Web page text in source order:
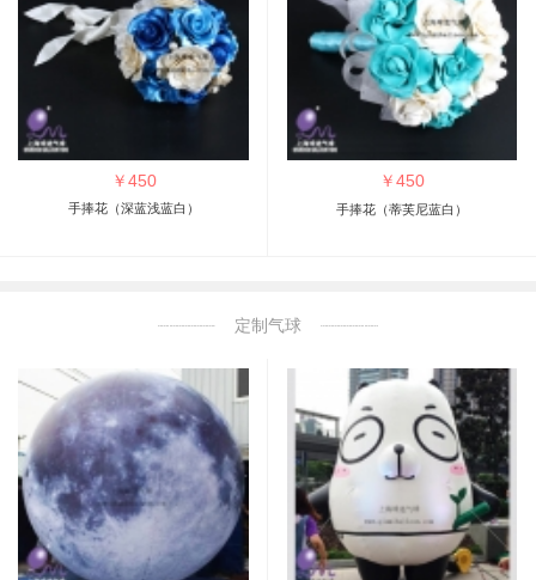
￥450
手捧花（深蓝浅蓝白）
￥450
手捧花（蒂芙尼蓝白）
定制气球